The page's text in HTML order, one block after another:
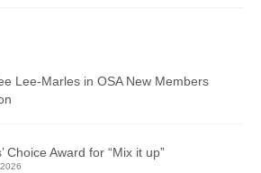
Lee-Marles in OSA New Members
Choice Award for “Mix it up”